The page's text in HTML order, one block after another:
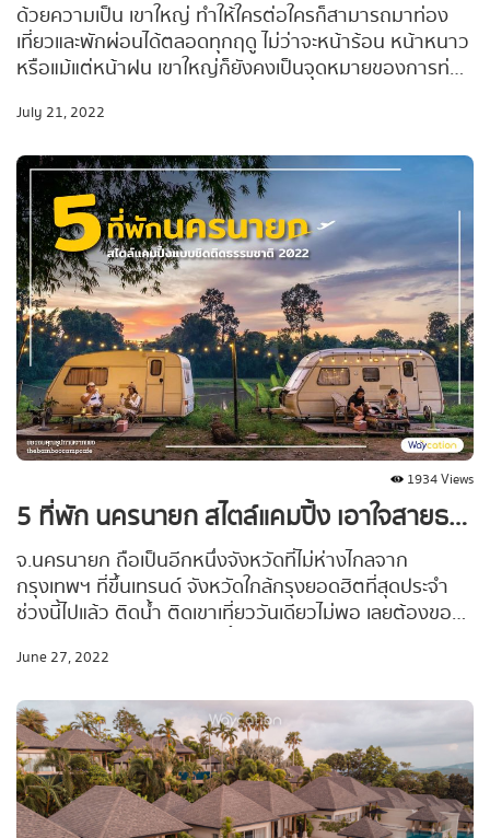
ด้วยความเป็น เขาใหญ่ ทำให้ใครต่อใครก็สามารถมาท่อง
เที่ยวและพักผ่อนได้ตลอดทุกฤดู ไม่ว่าจะหน้าร้อน หน้าหนาว
หรือแม้แต่หน้าฝน เขาใหญ่ก็ยังคงเป็นจุดหมายของการท่อง
หมอกตอนเช้าๆ ได้แบบไม่ต้องง้อเชียงใหม่ #Waycationพา
ธรรมชาติ และสามารถชมทัศนียภาพที่สวยงามในหน้าฝนไป
พร้อมกัน จะมีที่ไหนติดลิสต์ของ Waycation บ้างตามไปดู
กันเลยจ้าา
July 21, 2022
1934 Views
5 ที่พัก นครนายก สไตล์แคมปิ้ง เอาใจสายธรรมชาติ 2022
จ.นครนายก ถือเป็นอีกหนึ่งจังหวัดที่ไม่ห่างไกลจาก
กรุงเทพฯ ที่ขึ้นเทรนด์ จังหวัดใกล้กรุงยอดฮิตที่สุดประจำ
ช่วงนี้ไปแล้ว ติดน้ำ ติดเขา เที่ยววันเดียวไม่พอ เลยต้องขอ
เต็นท์ จ.นครนายก” ชิลล์ เงียบสงบ บรรยากาศดี และเหมาะ
June 27, 2022